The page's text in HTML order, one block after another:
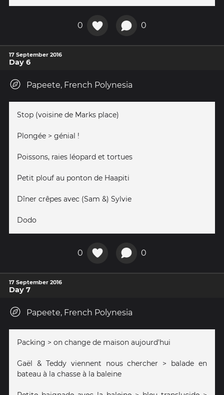
0 0
17 September 2016
Day 6
Papeete, French Polynesia
Stop (voisine de Marks place)
Plongée > génial !
Poissons, raies léopard et tortues
Petit plouf au ponton de Haapiti
Dîner crêpes avec (Sam &) Sylvie
Dodo
0 0
17 September 2016
Day 7
Papeete, French Polynesia
Packing > on change de maison aujourd'hui
Gaël & Teddy viennent nous chercher > balade en
bateau à la chasse à la baleine